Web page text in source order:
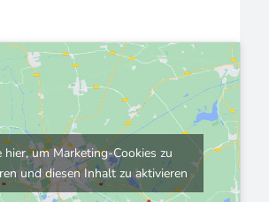
hier, um Marketing-Cookies zu
und diesen Inhalt zu aktivieren